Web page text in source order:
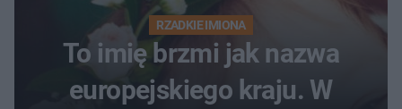
RZADKIE IMIONA
To imię brzmi jak nazwa
europejskiego kraju. W